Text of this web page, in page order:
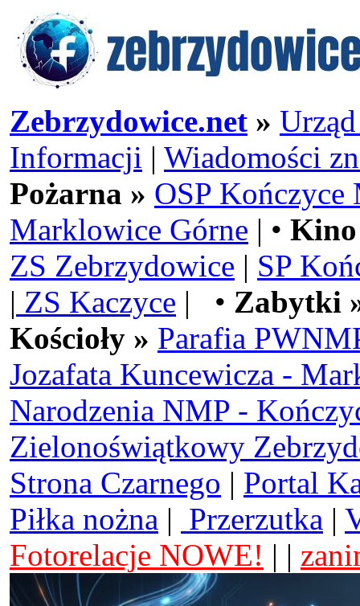
Zebrzydowice.net »
Informacji | Wiadomości
Pożarna » OSP Kończyce
Marklowice Górne | •
ZS Zebrzydowice | SP
| ZS Kaczyce | • Zabytki
Kościoły » Parafia
Jozafata Kuncewicza -
Narodzenia NMP -
Zielonoświątkowy
Strona Czarnego | Portal
Piłka nożna | Przerzutka |
Fotorelacje NOWE! | |